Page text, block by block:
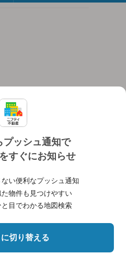
プッシュ通知で
すぐにお知らせ
い便利なプッシュ通知
物件も見つけやすい
目でわかる地図検索
切り替える
リシー 利用規約
合わせ 採用情報
Co., Ltd.